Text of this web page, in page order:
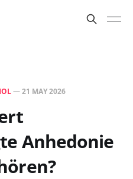
—21 MAY 2026
Anhedonie